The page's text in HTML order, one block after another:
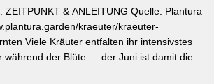
Staffelsaaten sind bis Anfang Juli möglich,
Süßkartoffeln sind ausschließlich als
und benötigen Wärme, Sonne und einen
Boden. Frisch geerntete Knollen müssen
ZEITPUNKT & ANLEITUNG Quelle: Plantura
kraeuter/kraeuter-
Viele Kräuter entfalten ihr intensivstes
während der Blüte — der Juni ist damit die